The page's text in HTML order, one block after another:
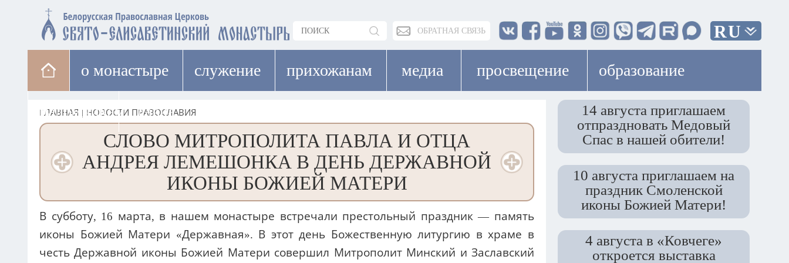
ОБРАТНАЯ СВЯЗЬ RU
о монастыре cлужение прихожанам медиа просвещение образование
паломникам лавка
ГЛАВНАЯ | НОВОСТИ ПРАВОСЛАВИЯ
СЛОВО МИТРОПОЛИТА ПАВЛА И ОТЦА
АНДРЕЯ ЛЕМЕШОНКА В ДЕНЬ ДЕРЖАВНОЙ
ИКОНЫ БОЖИЕЙ МАТЕРИ
В субботу, 16 марта, в нашем монастыре встречали престольный праздник — память
иконы Божией Матери «Державная». В этот день Божественную литургию в храме в
честь Державной иконы Божией Матери совершил Митрополит Минский и Заславский
14 августа приглашаем
отпраздновать Медовый
Спас в нашей обители!
10 августа приглашаем на
праздник Смоленской
иконы Божией Матери!
4 августа в «Ковчеге»
откроется выставка